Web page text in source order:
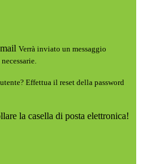
Verrà inviato un messaggio
Effettua il reset della password
la casella di posta elettronica!